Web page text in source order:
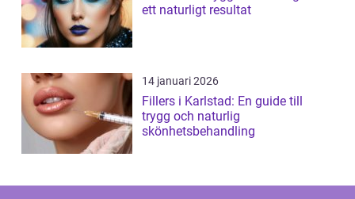
ett naturligt resultat
14 januari 2026
Fillers i Karlstad: En guide till
trygg och naturlig
skönhetsbehandling